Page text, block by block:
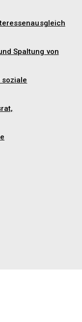
Spaltung von
soziale